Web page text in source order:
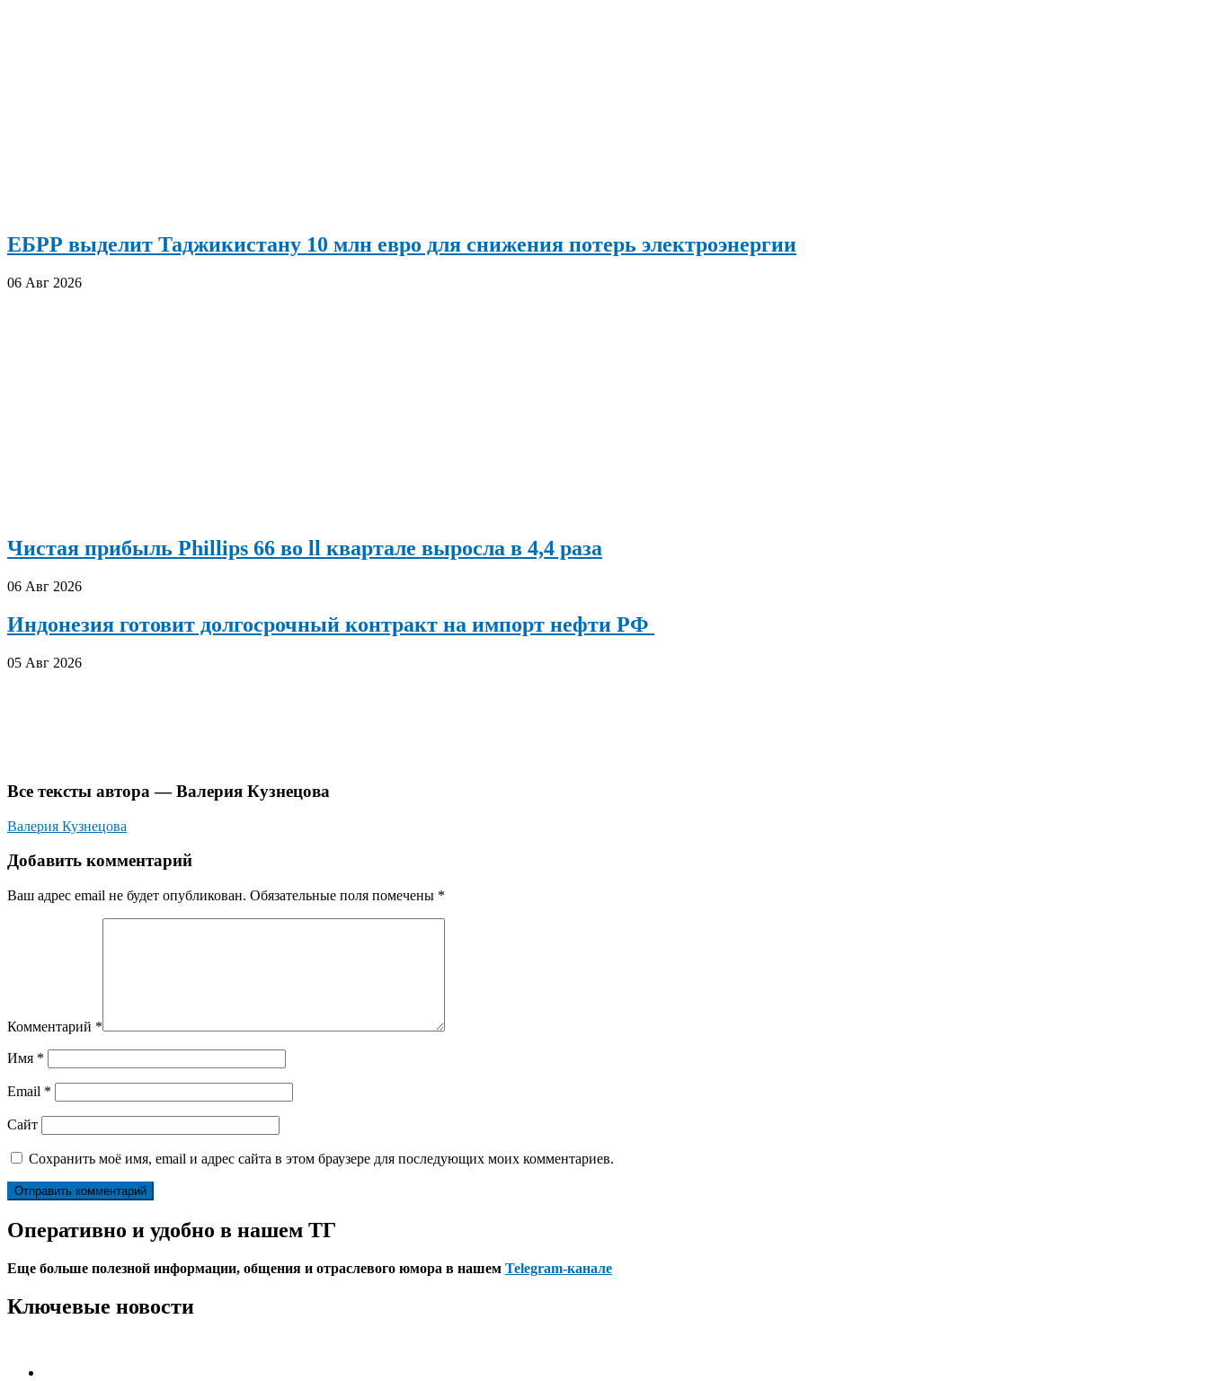
ЕБРР выделит Таджикистану 10 млн евро для снижения потерь электроэнергии
06 Авг 2026
Чистая прибыль Phillips 66 во ll квартале выросла в 4,4 раза
06 Авг 2026
Индонезия готовит долгосрочный контракт на импорт нефти РФ
05 Авг 2026
Все тексты автора — Валерия Кузнецова
Валерия Кузнецова
Добавить комментарий
Ваш адрес email не будет опубликован. Обязательные поля помечены *
Комментарий *
Имя *
Email *
Сайт
Сохранить моё имя, email и адрес сайта в этом браузере для последующих моих комментариев.
Оперативно и удобно в нашем ТГ
Еще больше полезной информации, общения и отраслевого юмора в нашем Telegram-канале
Ключевые новости